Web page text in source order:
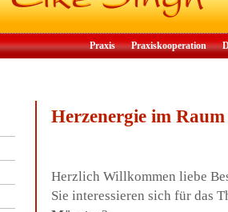
Praxis Praxiskooperation
Herzenergie im
Herzlich Willkommen liebe
Sie interessieren sich für das